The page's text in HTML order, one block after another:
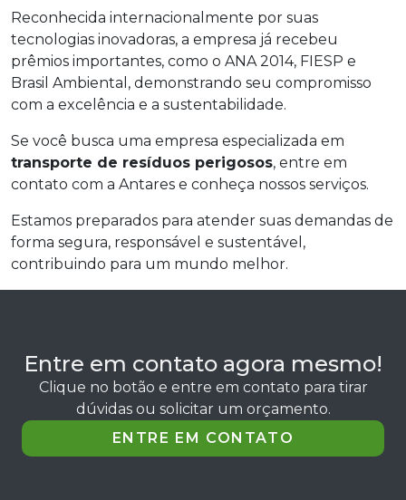
Reconhecida internacionalmente por suas
tecnologias inovadoras, a empresa já recebeu
prêmios importantes, como o ANA 2014, FIESP e
Brasil Ambiental, demonstrando seu compromisso
com a excelência e a sustentabilidade.
Se você busca uma empresa especializada em
transporte de resíduos perigosos, entre em
contato com a Antares e conheça nossos serviços.
Estamos preparados para atender suas demandas de
forma segura, responsável e sustentável,
contribuindo para um mundo melhor.
Entre em contato agora mesmo!
Clique no botão e entre em contato para tirar
dúvidas ou solicitar um orçamento.
ENTRE EM CONTATO